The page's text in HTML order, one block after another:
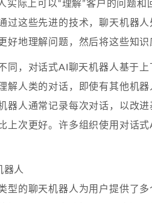
实际上可以“理解”客户的问题和
过这些先进的技术，聊天机器
好地理解问题，然后将这些知识
同，对话式AI聊天机器人基于
解人类的对话，即使有其他机
器人通常记录每次对话，以改
上次更好。许多组织使用对话式
器人
型的聊天机器人为用户提供了